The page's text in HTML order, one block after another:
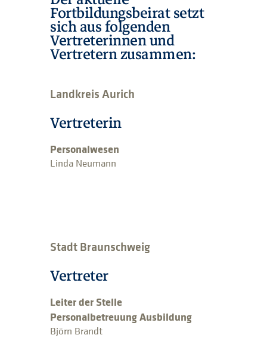
Fortbildungsbeirat setzt
sich aus folgenden
Vertreterinnen und
Vertretern zusammen:
Landkreis Aurich
Vertreterin
Personalwesen
Linda Neumann
Stadt Braunschweig
Vertreter
Leiter der Stelle
Personalbetreuung Ausbildung
Björn Brandt